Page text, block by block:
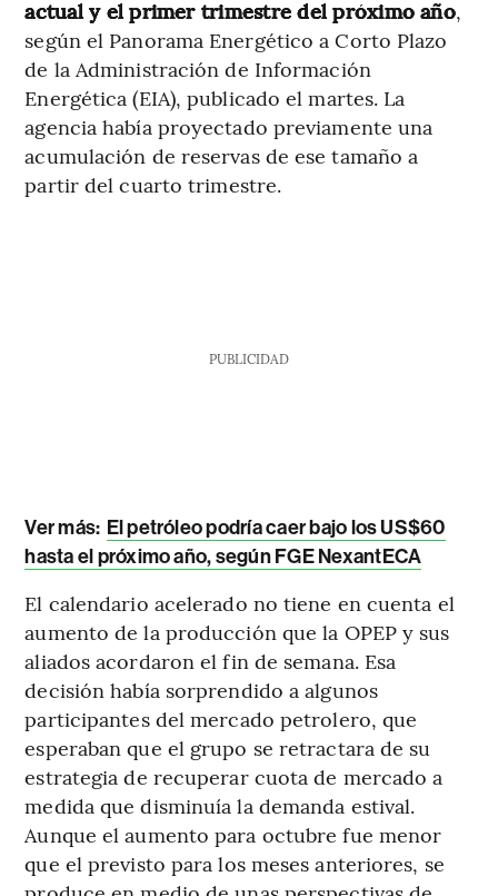
actual y el primer trimestre del próximo año,
según el Panorama Energético a Corto Plazo
de la Administración de Información
Energética (EIA), publicado el martes. La
agencia había proyectado previamente una
acumulación de reservas de ese tamaño a
partir del cuarto trimestre.
PUBLICIDAD
Ver más: El petróleo podría caer bajo los US$60
hasta el próximo año, según FGE NexantECA
El calendario acelerado no tiene en cuenta el
aumento de la producción que la OPEP y sus
aliados acordaron el fin de semana. Esa
decisión había sorprendido a algunos
participantes del mercado petrolero, que
esperaban que el grupo se retractara de su
estrategia de recuperar cuota de mercado a
medida que disminuía la demanda estival.
Aunque el aumento para octubre fue menor
que el previsto para los meses anteriores, se